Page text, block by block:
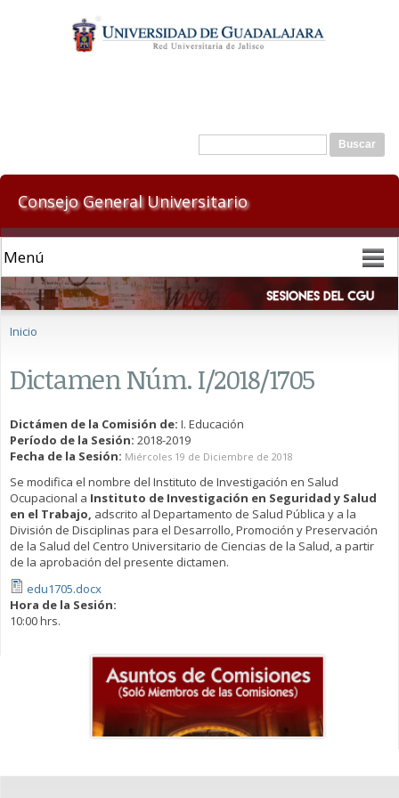
contenido
principal
Formulario de búsqueda
Buscar
Consejo General Universitario
Inicio
Dictamen Núm. I/2018/1705
Dictámen de la Comisión de: I. Educación
Período de la Sesión: 2018-2019
Fecha de la Sesión: Miércoles 19 de Diciembre de 2018
Se modifica el nombre del Instituto de Investigación en Salud
Ocupacional a Instituto de Investigación en Seguridad y Salud
en el Trabajo, adscrito al Departamento de Salud Pública y a la
División de Disciplinas para el Desarrollo, Promoción y Preservación
de la Salud del Centro Universitario de Ciencias de la Salud, a partir
de la aprobación del presente dictamen.
edu1705.docx
Hora de la Sesión:
10:00 hrs.